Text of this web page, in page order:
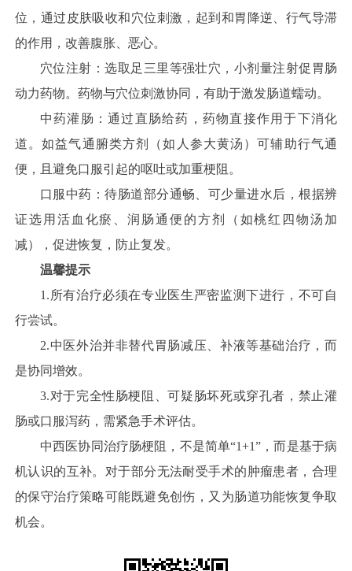
位，通过皮肤吸收和穴位刺激，起到和胃降逆、行气导滞
的作用，改善腹胀、恶心。
穴位注射：选取足三里等强壮穴，小剂量注射促胃肠
动力药物。药物与穴位刺激协同，有助于激发肠道蠕动。
中药灌肠：通过直肠给药，药物直接作用于下消化
道。如益气通腑类方剂（如人参大黄汤）可辅助行气通
便，且避免口服引起的呕吐或加重梗阻。
口服中药：待肠道部分通畅、可少量进水后，根据辨
证选用活血化瘀、润肠通便的方剂（如桃红四物汤加
减），促进恢复，防止复发。
温馨提示
1.所有治疗必须在专业医生严密监测下进行，不可自
行尝试。
2.中医外治并非替代胃肠减压、补液等基础治疗，而
是协同增效。
3.对于完全性肠梗阻、可疑肠坏死或穿孔者，禁止灌
肠或口服泻药，需紧急手术评估。
中西医协同治疗肠梗阻，不是简单“1+1”，而是基于病
机认识的互补。对于部分无法耐受手术的肿瘤患者，合理
的保守治疗策略可能既避免创伤，又为肠道功能恢复争取
机会。